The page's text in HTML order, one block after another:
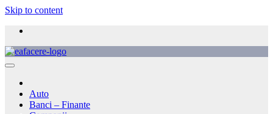
Skip to content
Auto
Banci – Finante